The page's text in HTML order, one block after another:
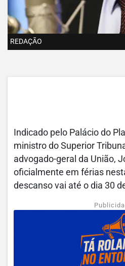
REDAÇÃO
Indicado pelo Palácio do
ministro do Superior
advogado-geral da União,
oficialmente em férias
descanso vai até o dia 30